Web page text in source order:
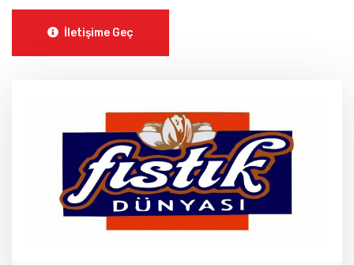
İletişime Geç